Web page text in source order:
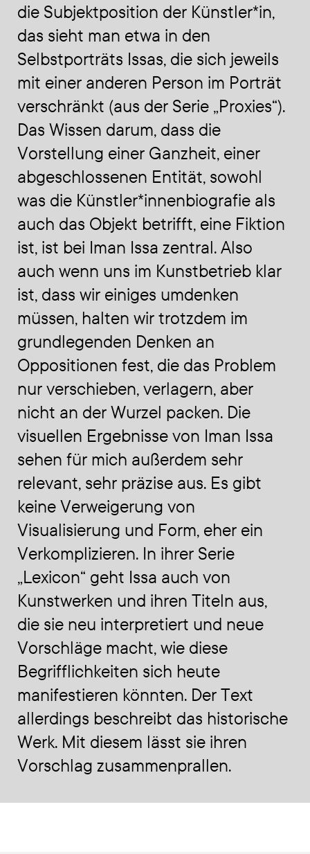
die Subjektposition der Künstler*in,
das sieht man etwa in den
Selbstporträts Issas, die sich jeweils
mit einer anderen Person im Porträt
verschränkt (aus der Serie „Proxies“).
Das Wissen darum, dass die
Vorstellung einer Ganzheit, einer
abgeschlossenen Entität, sowohl
was die Künstler*innenbiografie als
auch das Objekt betrifft, eine Fiktion
ist, ist bei Iman Issa zentral. Also
auch wenn uns im Kunstbetrieb klar
ist, dass wir einiges umdenken
müssen, halten wir trotzdem im
grundlegenden Denken an
Oppositionen fest, die das Problem
nur verschieben, verlagern, aber
nicht an der Wurzel packen. Die
visuellen Ergebnisse von Iman Issa
sehen für mich außerdem sehr
relevant, sehr präzise aus. Es gibt
keine Verweigerung von
Visualisierung und Form, eher ein
Verkomplizieren. In ihrer Serie
„Lexicon“ geht Issa auch von
Kunstwerken und ihren Titeln aus,
die sie neu interpretiert und neue
Vorschläge macht, wie diese
Begrifflichkeiten sich heute
manifestieren könnten. Der Text
allerdings beschreibt das historische
Werk. Mit diesem lässt sie ihren
Vorschlag zusammenprallen.